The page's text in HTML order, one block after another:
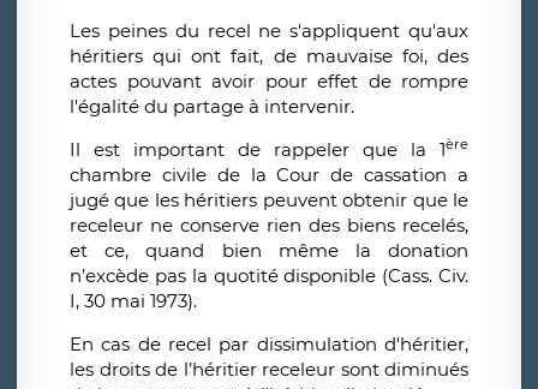
Les peines du recel ne s'appliquent qu'aux
héritiers qui ont fait, de mauvaise foi, des
actes pouvant avoir pour effet de rompre
l'égalité du partage à intervenir.
Il est important de rappeler que la 1ère
chambre civile de la Cour de cassation a
jugé que les héritiers peuvent obtenir que le
receleur ne conserve rien des biens recelés,
et ce, quand bien même la donation
n’excède pas la quotité disponible (Cass. Civ.
I, 30 mai 1973).
En cas de recel par dissimulation d'héritier,
les droits de l’héritier receleur sont diminués